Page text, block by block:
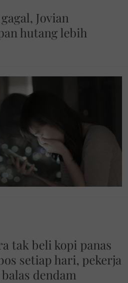
Jovian
hutang lebih
tak beli kopi panas
setiap hari, pekerja
dendam